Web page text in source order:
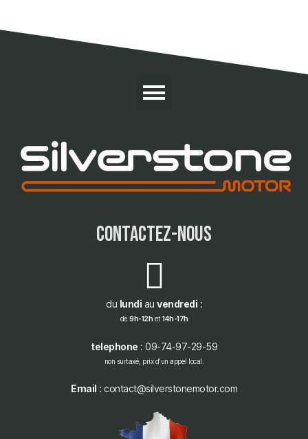
contactez-nous
du lundi au vendredi :
de 9h-12het 14h-17h
telephone : 09-74-97-29-59
non surtaxé, prix d'un appel local.
Email : contact@silverstonemotor.com